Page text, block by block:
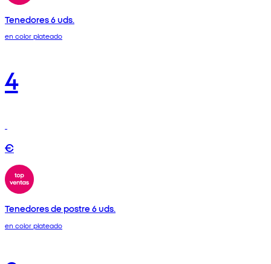
Tenedores 6 uds.
en color plateado
4
€
Tenedores de postre 6 uds.
en color plateado